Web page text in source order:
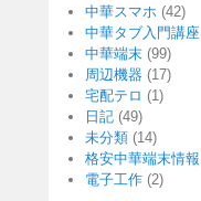
中華スマホ (42)
中華タブ入門講座
中華端末 (99)
周辺機器 (17)
宅配テロ (1)
日記 (49)
未分類 (14)
格安中華端末情報
電子工作 (2)